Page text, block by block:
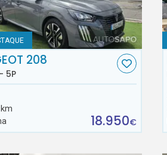
208
5P
18.950€